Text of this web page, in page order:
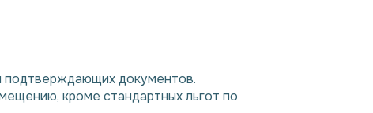
подтверждающих документов.
кроме стандартных льгот по